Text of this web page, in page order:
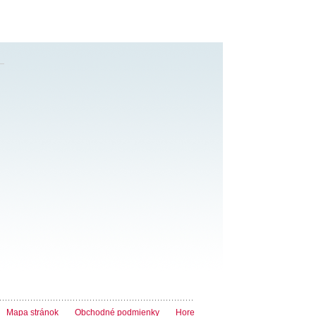
Mapa stránok Obchodné podmienky Hore